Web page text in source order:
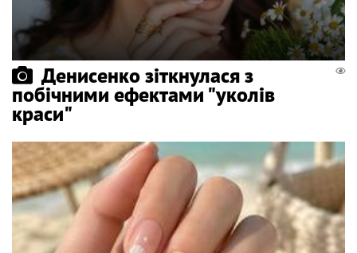
Денисенко зіткнулася з
побічними ефектами "уколів
краси"